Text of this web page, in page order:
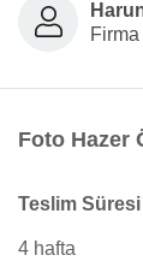
Foto Hazer
Teslim Süresi
4 hafta